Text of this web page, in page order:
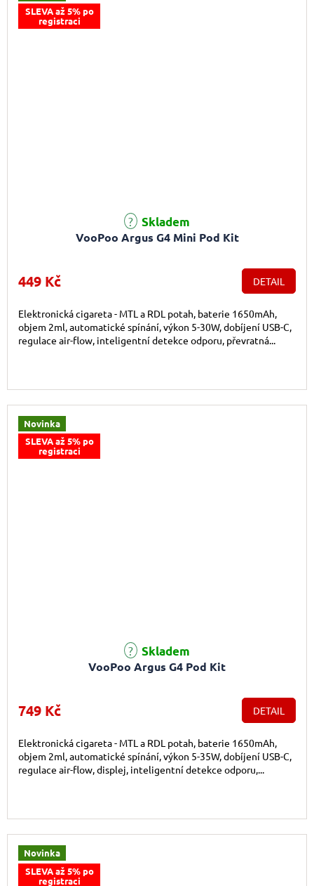
SLEVA až 5% po
registraci
VooPoo Argus G4 Mini Pod Kit
Skladem
449 Kč DETAIL
Elektronická cigareta - MTL a RDL potah, baterie 1650mAh,
objem 2ml, automatické spínání, výkon 5-30W, dobíjení USB-C,
regulace air-flow, inteligentní detekce odporu, převratná...
Novinka
SLEVA až 5% po
registraci
VooPoo Argus G4 Pod Kit
Skladem
749 Kč DETAIL
Elektronická cigareta - MTL a RDL potah, baterie 1650mAh,
objem 2ml, automatické spínání, výkon 5-35W, dobíjení USB-C,
regulace air-flow, displej, inteligentní detekce odporu,...
Novinka
SLEVA až 5% po
registraci